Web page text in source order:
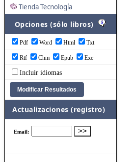
Tienda Tecnología
Opciones (sólo libros)
Pdf Word Html Txt
Rtf Chm Epub Exe
Incluir idiomas
Actualizaciones (registro)